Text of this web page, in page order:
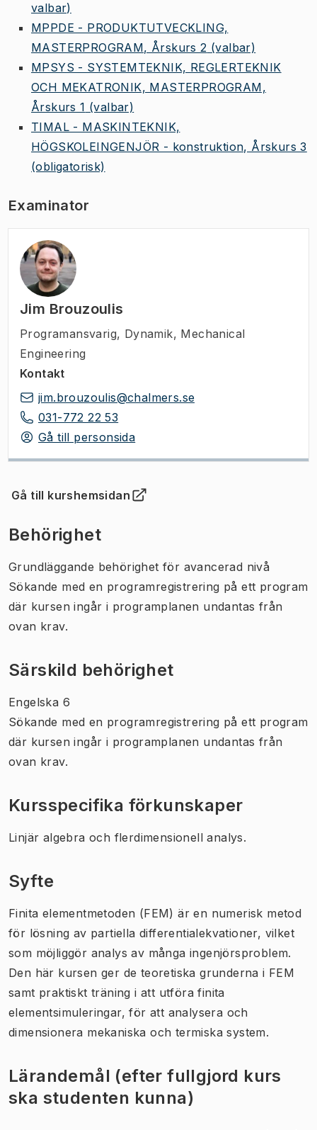
valbar)
MPPDE - PRODUKTUTVECKLING,
MASTERPROGRAM, Årskurs 2 (valbar)
MPSYS - SYSTEMTEKNIK, REGLERTEKNIK
OCH MEKATRONIK, MASTERPROGRAM,
Årskurs 1 (valbar)
TIMAL - MASKINTEKNIK,
HÖGSKOLEINGENJÖR - konstruktion, Årskurs 3
(obligatorisk)
Examinator
Jim Brouzoulis
Programansvarig, Dynamik, Mechanical
Engineering
Kontakt
jim.brouzoulis@chalmers.se
031-772 22 53
Gå till personsida
Gå till kurshemsidan
(Öppnas i ny flik)
Behörighet
Grundläggande behörighet för avancerad nivå
Sökande med en programregistrering på ett program
där kursen ingår i programplanen undantas från
ovan krav.
Särskild behörighet
Engelska 6
Sökande med en programregistrering på ett program
där kursen ingår i programplanen undantas från
ovan krav.
Kursspecifika förkunskaper
Linjär algebra och flerdimensionell analys.
Syfte
Finita elementmetoden (FEM) är en numerisk metod
för lösning av partiella differentialekvationer, vilket
som möjliggör analys av många ingenjörsproblem.
Den här kursen ger de teoretiska grunderna i FEM
samt praktiskt träning i att utföra finita
elementsimuleringar, för att analysera och
dimensionera mekaniska och termiska system.
Lärandemål (efter fullgjord kurs
ska studenten kunna)